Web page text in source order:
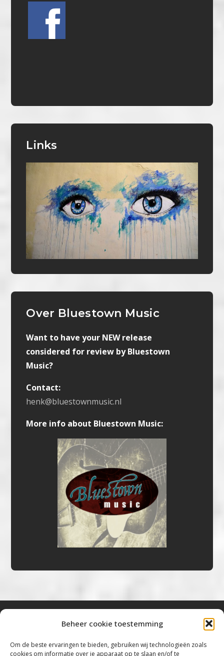
Beheer cookie toestemming
Om de beste ervaringen te bieden, gebruiken wij technologieën zoals
cookies om informatie over je apparaat op te slaan en/of te
Links
Over Bluestown Music
Want to have your NEW release
considered for review by Bluestown
Music?
Contact:
henk@bluestownmusic.nl
More info about Bluestown Music: